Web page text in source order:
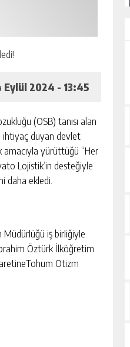
Eylül 2024 - 13:45
(OSB) tanısı alan
ihtiyaç duyan devlet
yürüttüğü “Her
Lojistik’in desteğiyle
daha ekledi.
iş birliğiyle
Öztürk İlköğretim
Otizm